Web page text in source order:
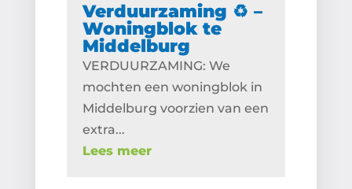
Verduurzaming ♻️ –
Woningblok te
Middelburg
VERDUURZAMING: We
mochten een woningblok in
Middelburg voorzien van een
extra...
Lees meer